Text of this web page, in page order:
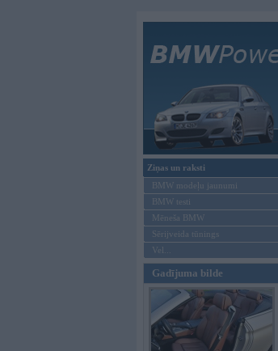
Ziņas un raksti
BMW modeļu jaunumi
BMW testi
Mēneša BMW
Sērijveida tūnings
Vel...
Gadījuma bilde